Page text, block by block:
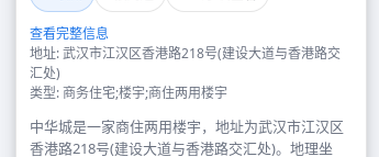
查看完整信息
地址: 武汉市江汉区香港路218号(建设大道与香港路交
汇处)
类型: 商务住宅;楼宇;商住两用楼宇
中华城是一家商住两用楼宇，地址为武汉市江汉区
香港路218号(建设大道与香港路交汇处)。地理坐